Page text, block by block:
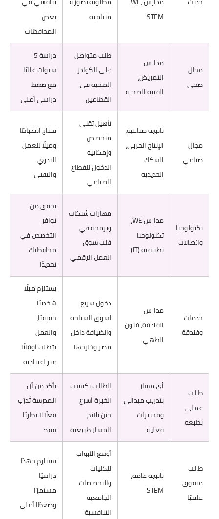
STEM
متنامية
بعض
المحافظات
مجال
صحي
مدارس
التمريض،
الفنية الصحية
طلب متواصل
على الكوادر
الصحية في
القطاعين
دراسة 5
سنوات غالبًا
مع ضغط
دراسي أعلى
مجال
صناعي
ثانوية صناعية،
الإنتاج الحربي،
السكك
الحديدية
تأهيل تقني
متخصص
وإمكانية
الدخول للقطاع
الصناعي
تحتاج انضباطًا
وميلًا للعمل
اليدوي
والتقني
تكنولوجيا
واتصالات
مدارس WE،
تكنولوجيا
تطبيقية (IT)
مهارات شبكات
وبرمجة في
قلب سوق
العمل الرقمي
تحقق من
توافر
التخصص في
محافظتك
تحديدًا
خدمات
وفندقة
مدارس
الفندقة، فنون
الطهي
دخول سريع
لسوق السياحة
والضيافة داخل
مصر وخارجها
يستلزم ميلًا
شخصيًا
حقيقيًا،
والعمل
يتطلب أوقاتًا
غير اعتيادية
طالب
عملي
بطبعه
أي مسار
بتدريب ميداني
ومختبرات
فعلية
الطالب يكتسب
الخبرة أسرع
حين يلائم
المسار طبيعته
تأكد من أن
المدرسة تُدرّب
فعلًا لا نظريًا
فقط
طالب
متفوق
علميًا
ثانوية عامة،
STEM
أوسع الأبواب
للكليات
والتخصصات
الجامعية
التنافسية
تستلزم جهدًا
دراسيًا
مستمرًا
وضغطًا أعلى